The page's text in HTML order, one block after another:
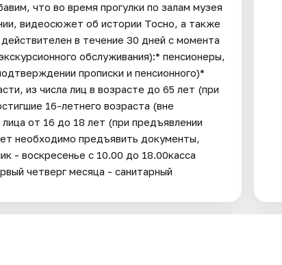
что во время прогулки по залам музея
видеосюжет об истории Тосно, а также
в течение 30 дней с момента
обслуживания):* пенсионеры,
прописки и пенсионного)*
из числа лиц в возрасте до 65 лет (при
16-летнего возраста (вне
от 16 до 18 лет (при предъявлении
необходимо предъявить документы,
- воскресенье с 10.00 до 18.00касса
четверг месяца - санитарный